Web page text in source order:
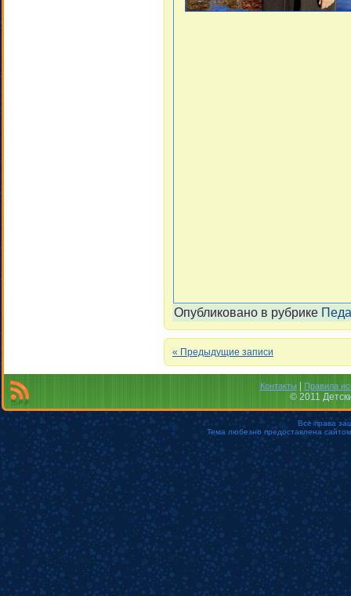
Опубликовано в рубрике
« Предыдущие записи
Контакты| Правила
© 2011
Все права
Тема любезно предоставлена